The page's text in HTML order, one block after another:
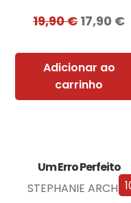
19,90€17,90 €
Adicionar ao
carrinho
Um Erro Perfeito
STEPHANIE ARCHER